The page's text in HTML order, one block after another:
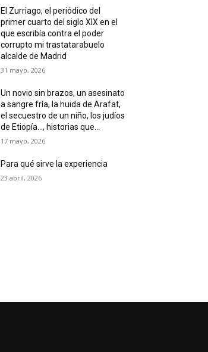
El Zurriago, el periódico del
primer cuarto del siglo XIX en el
que escribía contra el poder
corrupto mi trastatarabuelo
alcalde de Madrid
31 mayo, 2026
Un novio sin brazos, un asesinato
a sangre fría, la huida de Arafat,
el secuestro de un niño, los judíos
de Etiopía…, historias que...
17 mayo, 2026
Para qué sirve la experiencia
23 abril, 2026